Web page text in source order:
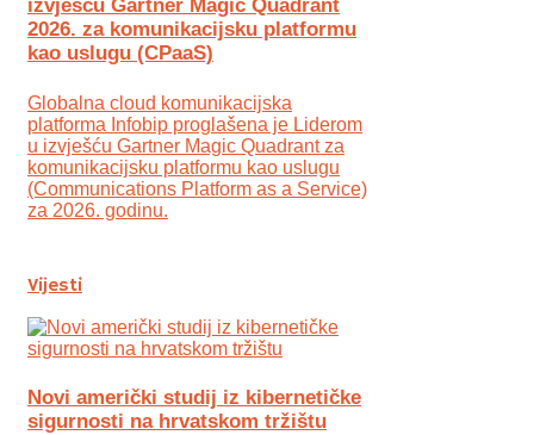
izvješću Gartner Magic Quadrant
2026. za komunikacijsku platformu
kao uslugu (CPaaS)
Globalna cloud komunikacijska
platforma Infobip proglašena je Liderom
u izvješću Gartner Magic Quadrant za
komunikacijsku platformu kao uslugu
(Communications Platform as a Service)
za 2026. godinu.
Vijesti
Novi američki studij iz kibernetičke
sigurnosti na hrvatskom tržištu